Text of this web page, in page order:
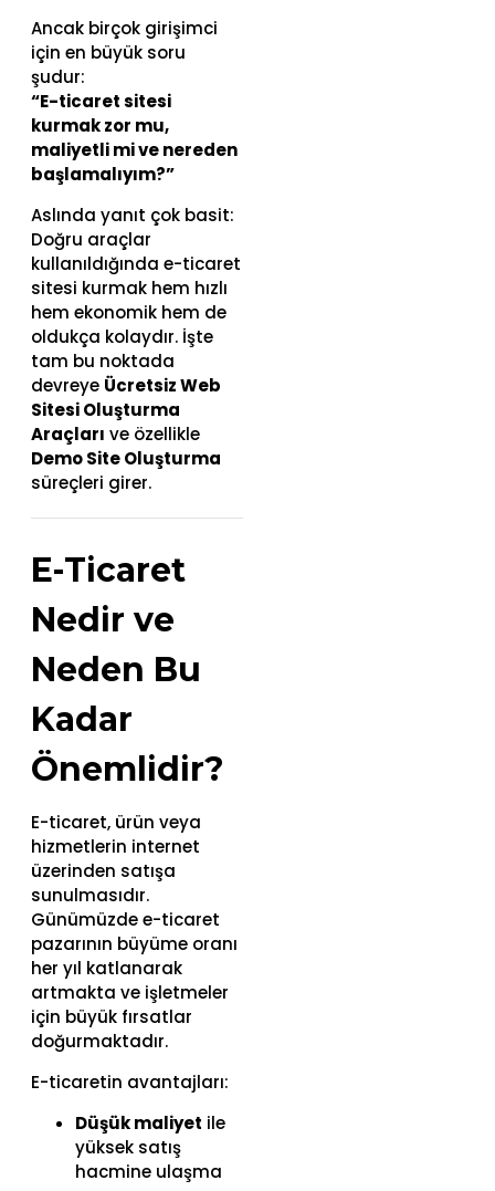
Ancak birçok girişimci
için en büyük soru
şudur:
“E-ticaret sitesi
kurmak zor mu,
maliyetli mi ve nereden
başlamalıyım?”
Aslında yanıt çok basit:
Doğru araçlar
kullanıldığında e-ticaret
sitesi kurmak hem hızlı
hem ekonomik hem de
oldukça kolaydır. İşte
tam bu noktada
devreye Ücretsiz Web
Sitesi Oluşturma
Araçları ve özellikle
Demo Site Oluşturma
süreçleri girer.
E-Ticaret
Nedir ve
Neden Bu
Kadar
Önemlidir?
E-ticaret, ürün veya
hizmetlerin internet
üzerinden satışa
sunulmasıdır.
Günümüzde e-ticaret
pazarının büyüme oranı
her yıl katlanarak
artmakta ve işletmeler
için büyük fırsatlar
doğurmaktadır.
E-ticaretin avantajları:
Düşük maliyet ile
yüksek satış
hacmine ulaşma